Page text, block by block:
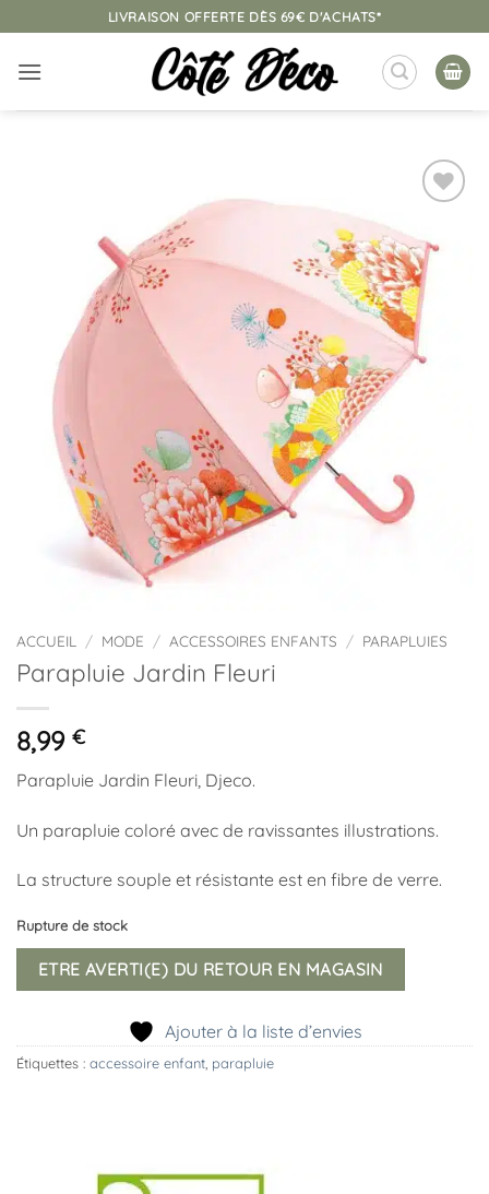
au
contenu
LIVRAISON OFFERTE DÈS 69€ D'ACHATS*
à la
liste
d’envies
ACCUEIL / MODE / ACCESSOIRES ENFANTS / PARAPLUIES
Parapluie Jardin Fleuri
8,99 €
Parapluie Jardin Fleuri, Djeco.
Un parapluie coloré avec de ravissantes illustrations.
La structure souple et résistante est en fibre de verre.
Rupture de stock
ETRE AVERTI(E) DU RETOUR EN MAGASIN
Ajouter à la liste d’envies
Étiquettes : accessoire enfant, parapluie